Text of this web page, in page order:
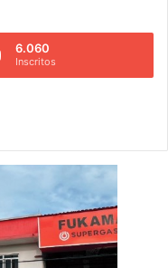
6.060
Inscritos